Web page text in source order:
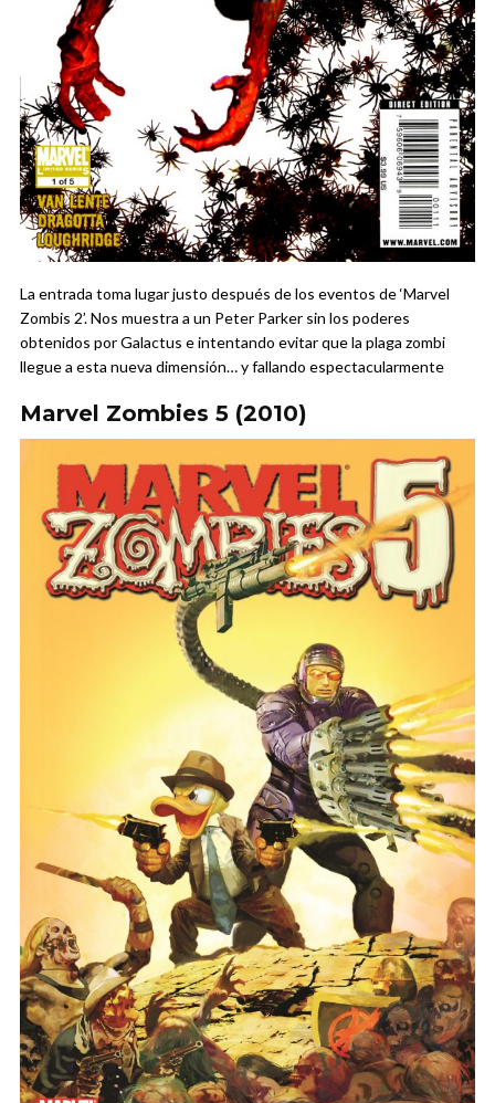
La entrada toma lugar justo después de los eventos de ‘Marvel
Zombis 2’. Nos muestra a un Peter Parker sin los poderes
obtenidos por Galactus e intentando evitar que la plaga zombi
llegue a esta nueva dimensión… y fallando espectacularmente
Marvel Zombies 5 (2010)